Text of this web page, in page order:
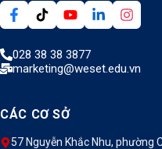
028 38 38 3877
marketing@weset.edu.vn
CÁC CƠ SỞ
57 Nguyễn Khắc Nhu, phường